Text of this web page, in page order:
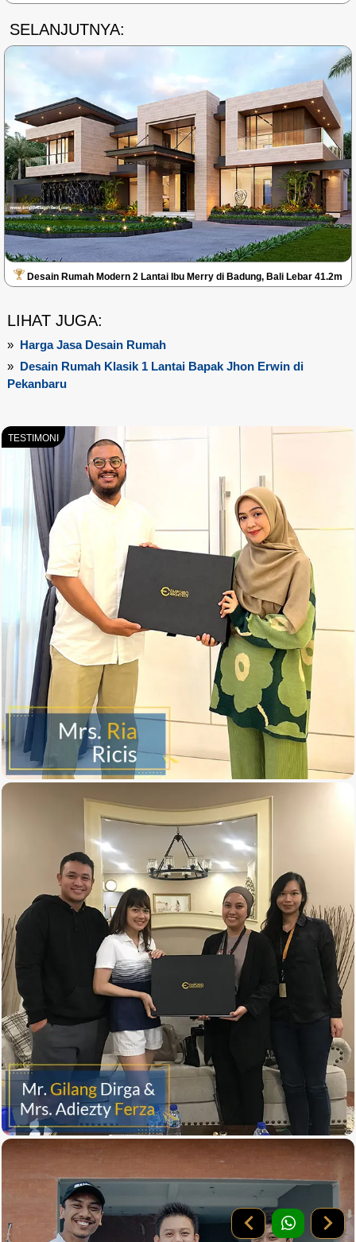
SELANJUTNYA:
Desain Rumah Modern 2 Lantai Ibu Merry di Badung, Bali Lebar 41.2m
LIHAT JUGA:
»
Harga Jasa Desain Rumah
»
Desain Rumah Klasik 1 Lantai Bapak Jhon Erwin di
Pekanbaru
TESTIMONI